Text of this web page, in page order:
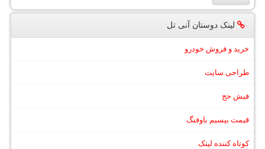
لینک دوستان آنی تل
خرید و فروش خودرو
طراحی سایت
فیش حج
قیمت بیسیم باوفنگ
کوتاه کننده لینک